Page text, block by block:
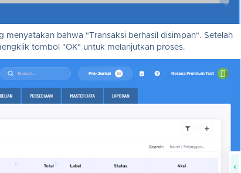
menyatakan bahwa "Transaksi berhasil disimpan". Setelah
tombol "OK" untuk melanjutkan proses.